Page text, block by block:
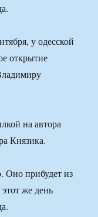
у одесской
открытие
на автора
Князика.
Оно прибудет из
же день